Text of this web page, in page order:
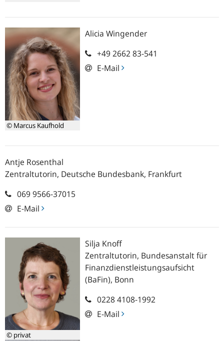
© Marcus Kaufhold
Alicia Wingender
+49 2662 83-541
E-Mail
Antje Rosenthal
Zentraltutorin, Deutsche Bundesbank, Frankfurt
069 9566-37015
E-Mail
© privat
Silja Knoff
Zentraltutorin, Bundesanstalt für
Finanzdienstleistungsaufsicht
(BaFin), Bonn
0228 4108-1992
E-Mail